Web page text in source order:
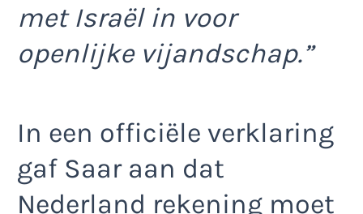
met Israël in voor
openlijke vijandschap.”
In een officiële verklaring
gaf Saar aan dat
Nederland rekening moet